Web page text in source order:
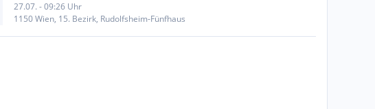
27.07. - 09:26 Uhr
1150 Wien, 15. Bezirk, Rudolfsheim-Fünfhaus